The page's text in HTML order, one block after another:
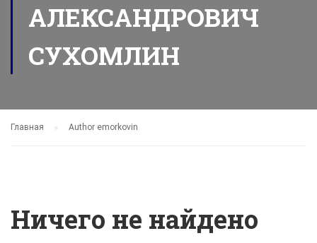
АЛЕКСАНДРОВИЧ
СУХОМЛИН
Главная Author emorkovin
Ничего не найдено